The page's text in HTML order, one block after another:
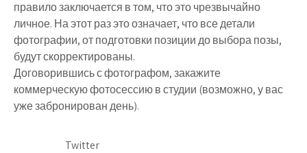
правило заключается в том, что это чрезвычайно
личное. На этот раз это означает, что все детали
фотографии, от подготовки позиции до выбора позы,
будут скорректированы.
Договорившись с фотографом, закажите
коммерческую фотосессию в студии (возможно, у вас
уже забронирован день).
Twitter